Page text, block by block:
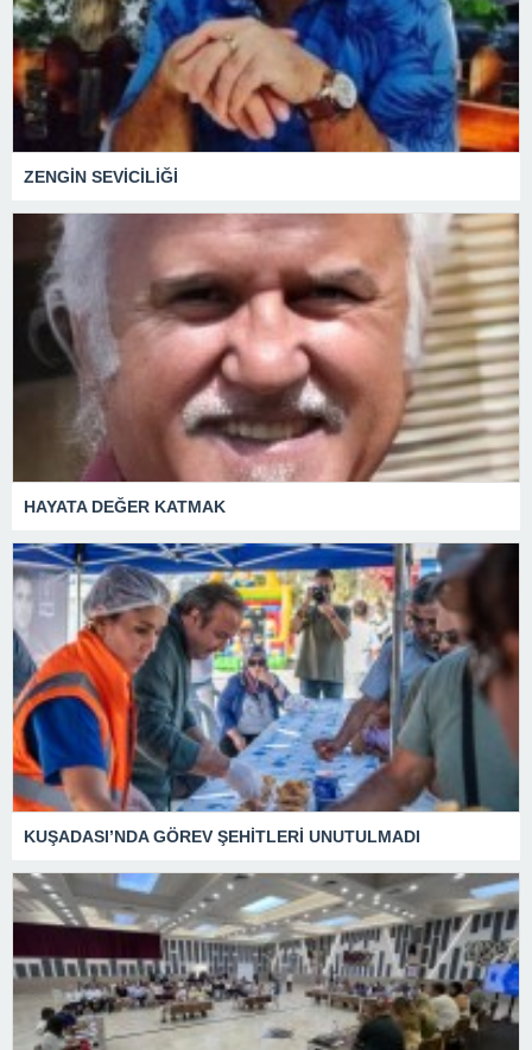
ZENGİN SEVİCİLİĞİ
HAYATA DEĞER KATMAK
KUŞADASI’NDA GÖREV ŞEHİTLERİ UNUTULMADI